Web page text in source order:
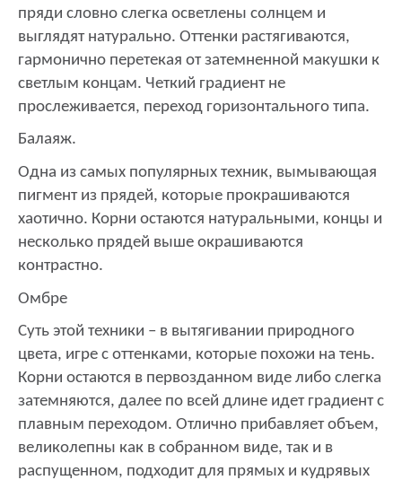
пряди словно слегка осветлены солнцем и
выглядят натурально. Оттенки растягиваются,
гармонично перетекая от затемненной макушки к
светлым концам. Четкий градиент не
прослеживается, переход горизонтального типа.
Балаяж.
Одна из самых популярных техник, вымывающая
пигмент из прядей, которые прокрашиваются
хаотично. Корни остаются натуральными, концы и
несколько прядей выше окрашиваются
контрастно.
Омбре
Суть этой техники – в вытягивании природного
цвета, игре с оттенками, которые похожи на тень.
Корни остаются в первозданном виде либо слегка
затемняются, далее по всей длине идет градиент с
плавным переходом. Отлично прибавляет объем,
великолепны как в собранном виде, так и в
распущенном, подходит для прямых и кудрявых